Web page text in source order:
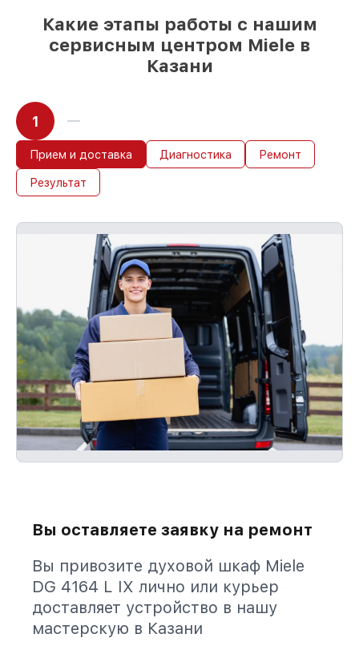
Какие этапы работы с нашим
сервисным центром Miele в
Казани
1
Прием и доставка Диагностика Ремонт
Результат
Вы оставляете заявку на ремонт
Вы привозите духовой шкаф Miele
DG 4164 L IX лично или курьер
доставляет устройство в нашу
мастерскую в Казани